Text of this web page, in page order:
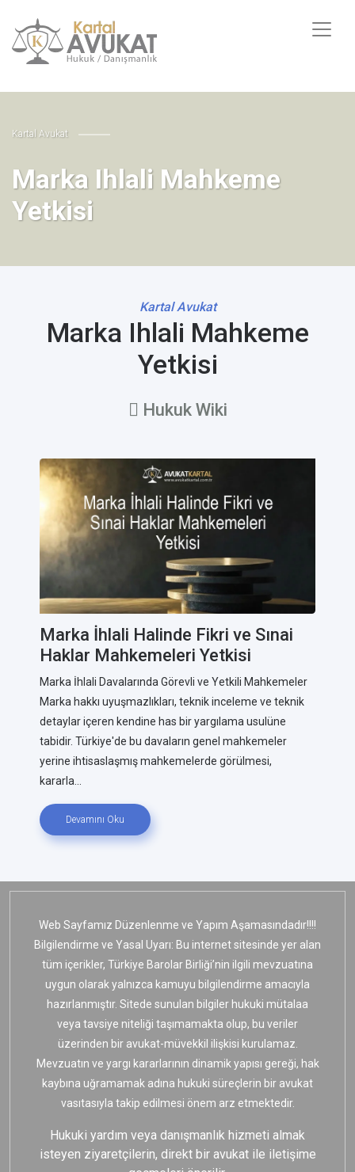
Kartal Avukat
Marka Ihlali Mahkeme
Yetkisi
Kartal Avukat
Marka Ihlali Mahkeme
Yetkisi
Hukuk Wiki
Marka İhlali Halinde Fikri ve Sınai
Haklar Mahkemeleri Yetkisi
Marka İhlali Davalarında Görevli ve Yetkili Mahkemeler
Marka hakkı uyuşmazlıkları, teknik inceleme ve teknik
detaylar içeren kendine has bir yargılama usulüne
tabidir. Türkiye'de bu davaların genel mahkemeler
yerine ihtisaslaşmış mahkemelerde görülmesi,
kararla...
Devamını Oku
Web Sayfamız Düzenlenme ve Yapım Aşamasındadır!!!!
Bilgilendirme ve Yasal Uyarı: Bu internet sitesinde yer alan
tüm içerikler, Türkiye Barolar Birliği’nin ilgili mevzuatına
uygun olarak yalnızca kamuyu bilgilendirme amacıyla
hazırlanmıştır. Sitede sunulan bilgiler hukuki mütalaa
veya tavsiye niteliği taşımamakta olup, bu veriler
üzerinden bir avukat-müvekkil ilişkisi kurulamaz.
Mevzuatın ve yargı kararlarının dinamik yapısı gereği, hak
kaybına uğramamak adına hukuki süreçlerin bir avukat
vasıtasıyla takip edilmesi önem arz etmektedir.
Hukuki yardım veya danışmanlık hizmeti almak
isteyen ziyaretçilerin, direkt bir avukat ile iletişime